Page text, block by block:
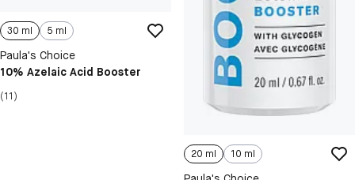
30 ml 5 ml
Paula's Choice
10% Azelaic Acid Booster
(11)
20 ml 10 ml